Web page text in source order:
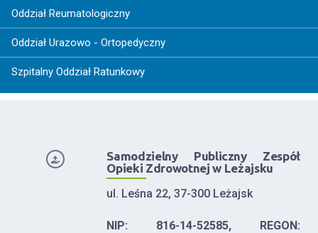
Oddział Reumatologiczny
Oddział Urazowo - Ortopedyczny
Szpitalny Oddział Ratunkowy
Samodzielny Publiczny Zespół
Opieki Zdrowotnej w Leżajsku
ul. Leśna 22, 37-300 Leżajsk
NIP: 816-14-52585, REGON: